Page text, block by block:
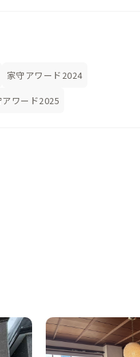
家守アワード2024
アワード2025
久慈A邸
岩手県 戸建て